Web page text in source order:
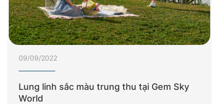
09/09/2022
Lung linh sắc màu trung thu tại Gem Sky
World